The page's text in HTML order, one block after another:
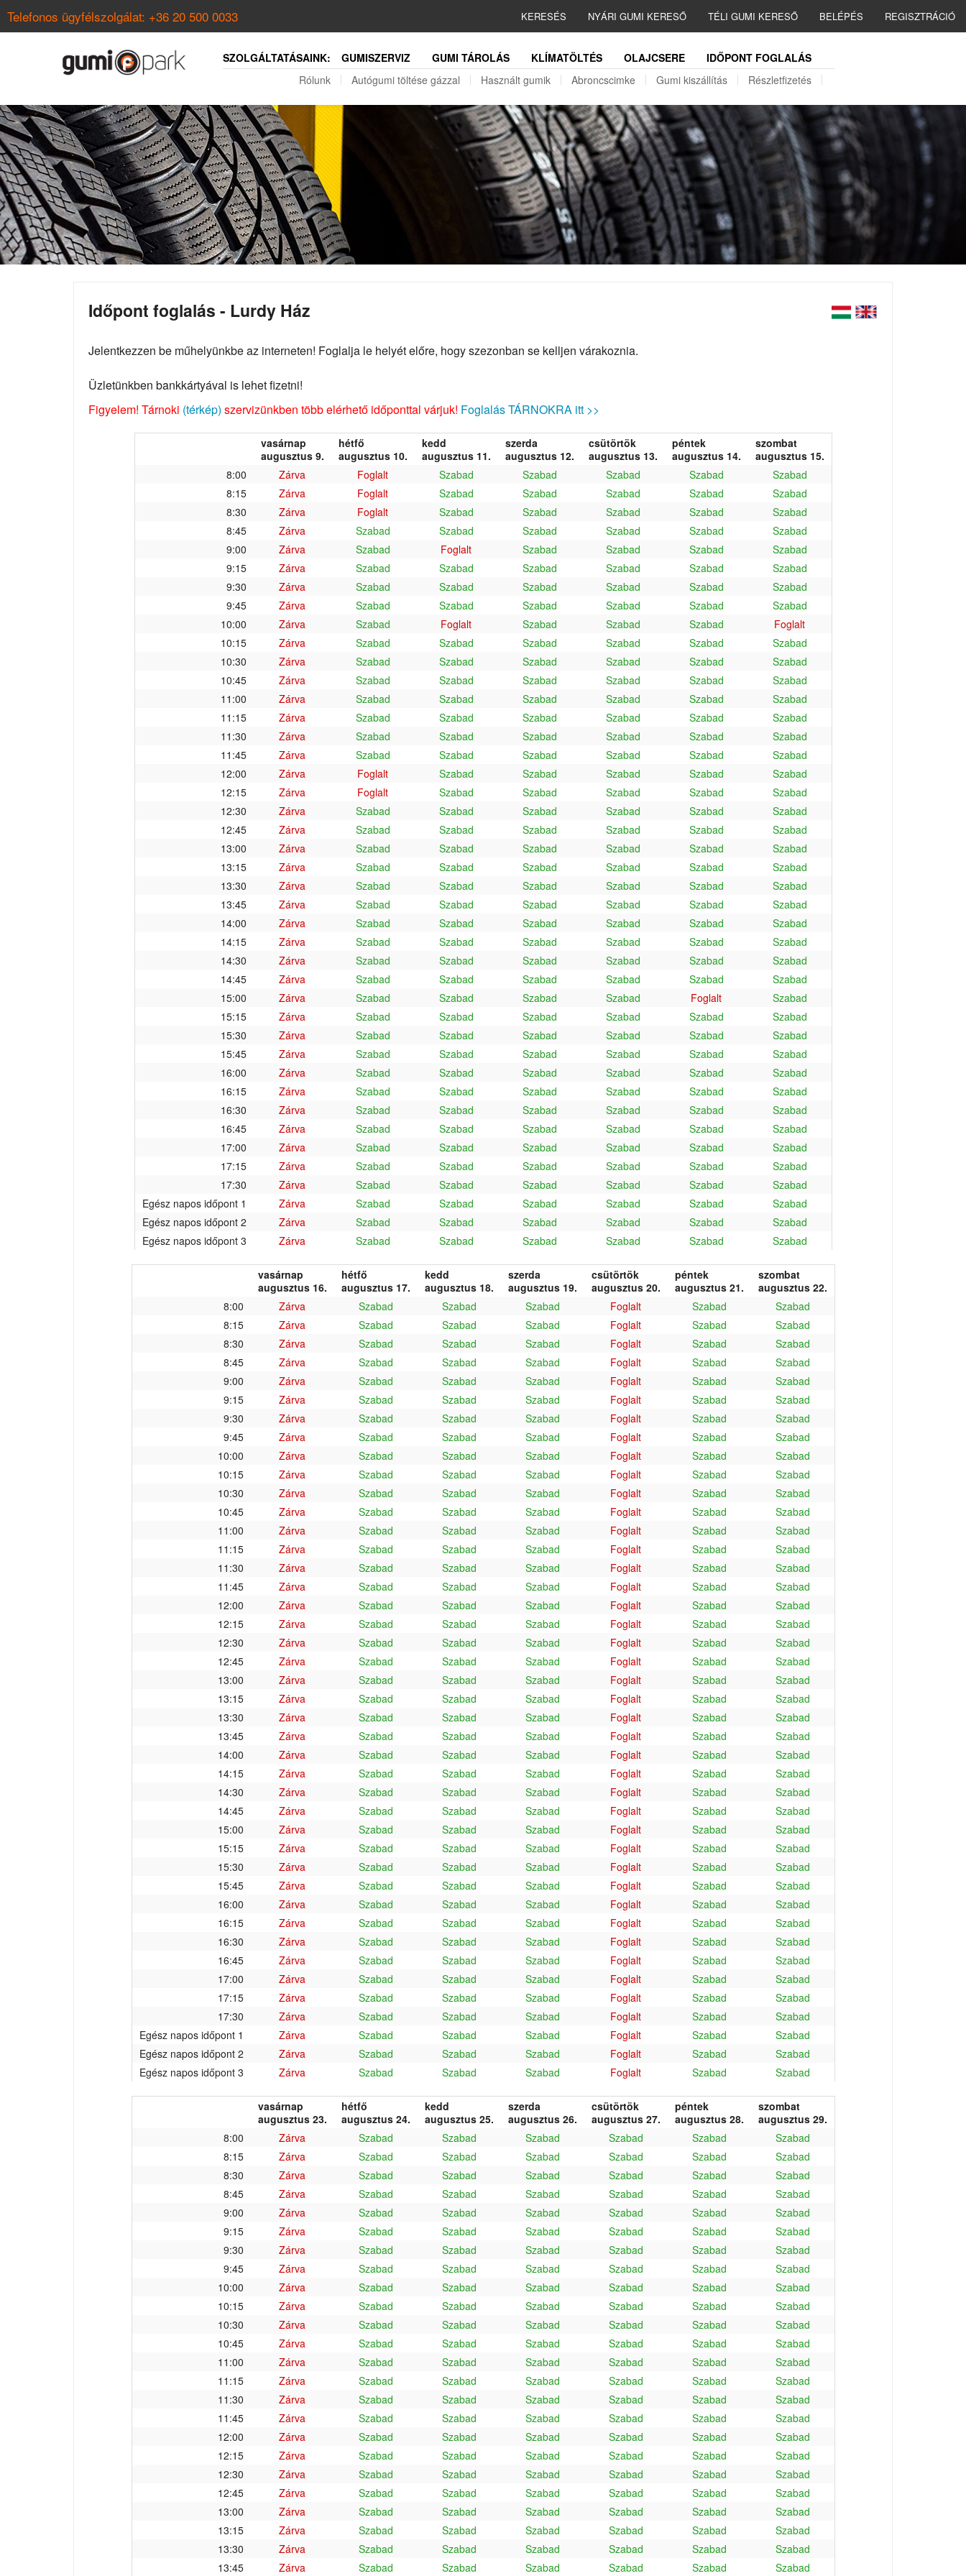
Telefonos ügyfélszolgálat: +36 20 500 0033 KERESÉS NYÁRI GUMI KERESŐ TÉLI GUMI KERESŐ BELÉPÉS REGISZTRÁCIÓ
SZOLGÁLTATÁSAINK: GUMISZERVIZ GUMI TÁROLÁS KLÍMATÖLTÉS OLAJCSERE
IDŐPONT FOGLALÁS
Rólunk
Autógumi töltése gázzal Használt gumik Abroncscimke Gumi kiszállítás Részletfizetés
Időpont foglalás - Lurdy Ház
Jelentkezzen be műhelyünkbe az interneten! Foglalja le helyét előre, hogy szezonban se kelljen várakoznia.
Üzletünkben bankkártyával is lehet fizetni!
Figyelem! Tárnoki (térkép) szervizünkben több elérhető időponttal várjuk! Foglalás TÁRNOKRA itt >>
vasárnap
augusztus 9.
hétfő
augusztus 10.
kedd
augusztus 11.
szerda
augusztus 12.
csütörtök
augusztus 13.
péntek
augusztus 14.
szombat
augusztus 15.
8:00
Zárva Foglalt Szabad Szabad Szabad Szabad
Szabad
8:15
Zárva Foglalt Szabad Szabad Szabad Szabad
Szabad
8:30
Zárva Foglalt Szabad Szabad Szabad Szabad
Szabad
8:45
Zárva Szabad Szabad Szabad Szabad Szabad
Szabad
9:00
Zárva Szabad Foglalt Szabad Szabad Szabad
Szabad
9:15
Zárva Szabad Szabad Szabad Szabad Szabad
Szabad
9:30
Zárva Szabad Szabad Szabad Szabad Szabad
Szabad
9:45
Zárva Szabad Szabad Szabad Szabad Szabad
Szabad
10:00
Zárva Szabad Foglalt Szabad Szabad Szabad
Foglalt
10:15
Zárva Szabad Szabad Szabad Szabad Szabad
Szabad
10:30
Zárva Szabad Szabad Szabad Szabad Szabad
Szabad
10:45
Zárva Szabad Szabad Szabad Szabad Szabad
Szabad
11:00
Zárva Szabad Szabad Szabad Szabad Szabad
Szabad
11:15
Zárva Szabad Szabad Szabad Szabad Szabad
Szabad
11:30
Zárva Szabad Szabad Szabad Szabad Szabad
Szabad
11:45
Zárva Szabad Szabad Szabad Szabad Szabad
Szabad
12:00
Zárva Foglalt Szabad Szabad Szabad Szabad
Szabad
12:15
Zárva Foglalt Szabad Szabad Szabad Szabad
Szabad
12:30
Zárva Szabad Szabad Szabad Szabad Szabad
Szabad
12:45
Zárva Szabad Szabad Szabad Szabad Szabad
Szabad
13:00
Zárva Szabad Szabad Szabad Szabad Szabad
Szabad
13:15
Zárva Szabad Szabad Szabad Szabad Szabad
Szabad
13:30
Zárva Szabad Szabad Szabad Szabad Szabad
Szabad
13:45
Zárva Szabad Szabad Szabad Szabad Szabad
Szabad
14:00
Zárva Szabad Szabad Szabad Szabad Szabad
Szabad
14:15
Zárva Szabad Szabad Szabad Szabad Szabad
Szabad
14:30
Zárva Szabad Szabad Szabad Szabad Szabad
Szabad
14:45
Zárva Szabad Szabad Szabad Szabad Szabad
Szabad
15:00
Zárva Szabad Szabad Szabad Szabad Foglalt
Szabad
15:15
Zárva Szabad Szabad Szabad Szabad Szabad
Szabad
15:30
Zárva Szabad Szabad Szabad Szabad Szabad
Szabad
15:45
Zárva Szabad Szabad Szabad Szabad Szabad
Szabad
16:00
Zárva Szabad Szabad Szabad Szabad Szabad
Szabad
16:15
Zárva Szabad Szabad Szabad Szabad Szabad
Szabad
16:30
Zárva Szabad Szabad Szabad Szabad Szabad
Szabad
16:45
Zárva Szabad Szabad Szabad Szabad Szabad
Szabad
17:00
Zárva Szabad Szabad Szabad Szabad Szabad
Szabad
17:15
Zárva Szabad Szabad Szabad Szabad Szabad
Szabad
17:30
Zárva Szabad Szabad Szabad Szabad Szabad
Szabad
Egész napos időpont 1
Zárva Szabad Szabad Szabad Szabad Szabad
Szabad
Egész napos időpont 2
Zárva Szabad Szabad Szabad Szabad Szabad
Szabad
Egész napos időpont 3
Zárva Szabad Szabad Szabad Szabad Szabad Szabad
vasárnap
augusztus 16.
hétfő
augusztus 17.
kedd
augusztus 18.
szerda
augusztus 19.
csütörtök
augusztus 20.
péntek
augusztus 21.
szombat
augusztus 22.
8:00
Zárva Szabad Szabad Szabad Foglalt Szabad
Szabad
8:15
Zárva Szabad Szabad Szabad Foglalt Szabad
Szabad
8:30
Zárva Szabad Szabad Szabad Foglalt Szabad
Szabad
8:45
Zárva Szabad Szabad Szabad Foglalt Szabad
Szabad
9:00
Zárva Szabad Szabad Szabad Foglalt Szabad
Szabad
9:15
Zárva Szabad Szabad Szabad Foglalt Szabad
Szabad
9:30
Zárva Szabad Szabad Szabad Foglalt Szabad
Szabad
9:45
Zárva Szabad Szabad Szabad Foglalt Szabad
Szabad
10:00
Zárva Szabad Szabad Szabad Foglalt Szabad
Szabad
10:15
Zárva Szabad Szabad Szabad Foglalt Szabad
Szabad
10:30
Zárva Szabad Szabad Szabad Foglalt Szabad
Szabad
10:45
Zárva Szabad Szabad Szabad Foglalt Szabad
Szabad
11:00
Zárva Szabad Szabad Szabad Foglalt Szabad
Szabad
11:15
Zárva Szabad Szabad Szabad Foglalt Szabad
Szabad
11:30
Zárva Szabad Szabad Szabad Foglalt Szabad
Szabad
11:45
Zárva Szabad Szabad Szabad Foglalt Szabad
Szabad
12:00
Zárva Szabad Szabad Szabad Foglalt Szabad
Szabad
12:15
Zárva Szabad Szabad Szabad Foglalt Szabad
Szabad
12:30
Zárva Szabad Szabad Szabad Foglalt Szabad
Szabad
12:45
Zárva Szabad Szabad Szabad Foglalt Szabad
Szabad
13:00
Zárva Szabad Szabad Szabad Foglalt Szabad
Szabad
13:15
Zárva Szabad Szabad Szabad Foglalt Szabad
Szabad
13:30
Zárva Szabad Szabad Szabad Foglalt Szabad
Szabad
13:45
Zárva Szabad Szabad Szabad Foglalt Szabad
Szabad
14:00
Zárva Szabad Szabad Szabad Foglalt Szabad
Szabad
14:15
Zárva Szabad Szabad Szabad Foglalt Szabad
Szabad
14:30
Zárva Szabad Szabad Szabad Foglalt Szabad
Szabad
14:45
Zárva Szabad Szabad Szabad Foglalt Szabad
Szabad
15:00
Zárva Szabad Szabad Szabad Foglalt Szabad
Szabad
15:15
Zárva Szabad Szabad Szabad Foglalt Szabad
Szabad
15:30
Zárva Szabad Szabad Szabad Foglalt Szabad
Szabad
15:45
Zárva Szabad Szabad Szabad Foglalt Szabad
Szabad
16:00
Zárva Szabad Szabad Szabad Foglalt Szabad
Szabad
16:15
Zárva Szabad Szabad Szabad Foglalt Szabad
Szabad
16:30
Zárva Szabad Szabad Szabad Foglalt Szabad
Szabad
16:45
Zárva Szabad Szabad Szabad Foglalt Szabad
Szabad
17:00
Zárva Szabad Szabad Szabad Foglalt Szabad
Szabad
17:15
Zárva Szabad Szabad Szabad Foglalt Szabad
Szabad
17:30
Zárva Szabad Szabad Szabad Foglalt Szabad
Szabad
Egész napos időpont 1
Zárva Szabad Szabad Szabad Foglalt Szabad
Szabad
Egész napos időpont 2
Zárva Szabad Szabad Szabad Foglalt Szabad
Szabad
Egész napos időpont 3
Zárva Szabad Szabad Szabad Foglalt Szabad Szabad
vasárnap
augusztus 23.
hétfő
augusztus 24.
kedd
augusztus 25.
szerda
augusztus 26.
csütörtök
augusztus 27.
péntek
augusztus 28.
szombat
augusztus 29.
8:00
Zárva Szabad Szabad Szabad Szabad Szabad
Szabad
8:15
Zárva Szabad Szabad Szabad Szabad Szabad
Szabad
8:30
Zárva Szabad Szabad Szabad Szabad Szabad
Szabad
8:45
Zárva Szabad Szabad Szabad Szabad Szabad
Szabad
9:00
Zárva Szabad Szabad Szabad Szabad Szabad
Szabad
9:15
Zárva Szabad Szabad Szabad Szabad Szabad
Szabad
9:30
Zárva Szabad Szabad Szabad Szabad Szabad
Szabad
9:45
Zárva Szabad Szabad Szabad Szabad Szabad
Szabad
10:00
Zárva Szabad Szabad Szabad Szabad Szabad
Szabad
10:15
Zárva Szabad Szabad Szabad Szabad Szabad
Szabad
10:30
Zárva Szabad Szabad Szabad Szabad Szabad
Szabad
10:45
Zárva Szabad Szabad Szabad Szabad Szabad
Szabad
11:00
Zárva Szabad Szabad Szabad Szabad Szabad
Szabad
11:15
Zárva Szabad Szabad Szabad Szabad Szabad
Szabad
11:30
Zárva Szabad Szabad Szabad Szabad Szabad
Szabad
11:45
Zárva Szabad Szabad Szabad Szabad Szabad
Szabad
12:00
Zárva Szabad Szabad Szabad Szabad Szabad
Szabad
12:15
Zárva Szabad Szabad Szabad Szabad Szabad
Szabad
12:30
Zárva Szabad Szabad Szabad Szabad Szabad
Szabad
12:45
Zárva Szabad Szabad Szabad Szabad Szabad
Szabad
13:00
Zárva Szabad Szabad Szabad Szabad Szabad
Szabad
13:15
Zárva Szabad Szabad Szabad Szabad Szabad
Szabad
13:30
Zárva Szabad Szabad Szabad Szabad Szabad
Szabad
13:45
Zárva Szabad Szabad Szabad Szabad Szabad Szabad